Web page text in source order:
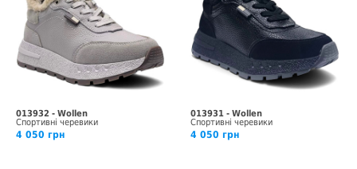
013932 - Wollen
Спортивні черевики
4 050 грн
013931 - Wollen
Спортивні черевики
4 050 грн